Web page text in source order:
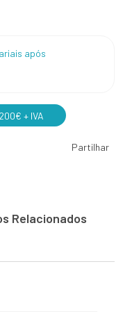
após
+ IVA
Partilhar
Relacionados